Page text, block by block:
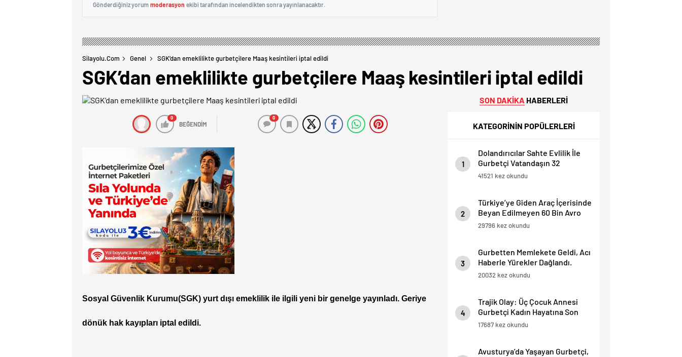
Gönderdiğiniz yorum moderasyon ekibi tarafından incelendikten sonra yayınlanacaktır.
Silayolu.com Genel SGK’dan emeklilikte gurbetçilere Maaş kesintileri iptal edildi
SGK’dan emeklilikte gurbetçilere Maaş kesintileri iptal edildi
0
BEĞENDİM
0
Sosyal Güvenlik Kurumu(SGK) yurt dışı emeklilik ile ilgili yeni bir genelge yayınladı. Geriye
dönük hak kayıpları iptal edildi.
SON DAKİKA HABERLERİ
KATEGORİNİN POPÜLERLERİ
1
Dolandırıcılar Sahte Evlilik İle
Gurbetçi Vatandaşın 32
Dairesini Elinden Aldılar.
41521 kez okundu
2
Türkiye’ye Giden Araç İçerisinde
Beyan Edilmeyen 60 Bin Avro
Yakalandı
29796 kez okundu
3
Gurbetten Memlekete Geldi, Acı
Haberle Yürekler Dağlandı.
20032 kez okundu
4
Trajik Olay: Üç Çocuk Annesi
Gurbetçi Kadın Hayatına Son
Verdi.
17687 kez okundu
Avusturya’da Yaşayan Gurbetçi,